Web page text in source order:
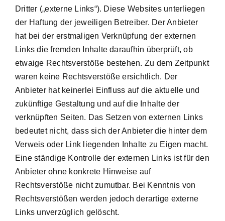
Dritter („externe Links“). Diese Websites unterliegen
der Haftung der jeweiligen Betreiber. Der Anbieter
hat bei der erstmaligen Verknüpfung der externen
Links die fremden Inhalte daraufhin überprüft, ob
etwaige Rechtsverstöße bestehen. Zu dem Zeitpunkt
waren keine Rechtsverstöße ersichtlich. Der
Anbieter hat keinerlei Einfluss auf die aktuelle und
zukünftige Gestaltung und auf die Inhalte der
verknüpften Seiten. Das Setzen von externen Links
bedeutet nicht, dass sich der Anbieter die hinter dem
Verweis oder Link liegenden Inhalte zu Eigen macht.
Eine ständige Kontrolle der externen Links ist für den
Anbieter ohne konkrete Hinweise auf
Rechtsverstöße nicht zumutbar. Bei Kenntnis von
Rechtsverstößen werden jedoch derartige externe
Links unverzüglich gelöscht.